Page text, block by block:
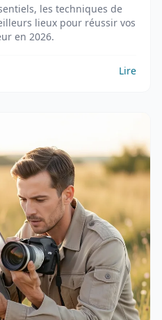
les techniques de
lieux pour réussir vos
en 2026.
Lire